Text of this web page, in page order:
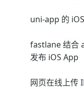
uni-app 的
fastlane 结合
发布 iOS App
网页在线上传